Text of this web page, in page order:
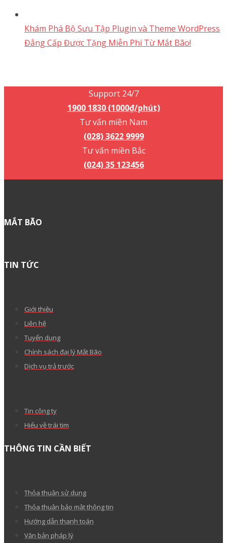
Khám Phá Bộ Sưu Tập Plugin và Theme WordPress
Đẳng Cấp Được Tặng Miễn Phí Từ Mắt Bão!
Support 24/7
1900 1830 (1000₫/phút)
Tư vấn miền Nam
(028) 3622 9999
Tư vấn miền Bắc
(024) 35 123456
MẮT BÃO
TIN TỨC
Giới thiệu
Liên hệ
Tuyển dụng
Chính sách đại lý Mắt Bão
Dịch vụ trả trước
Tin công ty
Hiểu về trái tim
THÔNG TIN CẦN BIẾT
Thỏa thuận sử dụng
Thỏa thuận bảo mật thông tin
Hướng dẫn thanh toán
Văn bản pháp lý